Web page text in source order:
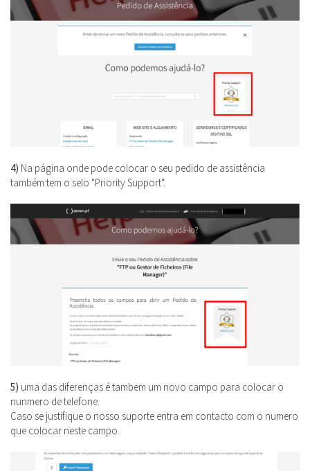
4) Na página onde pode colocar o seu pedido de assistência
também tem o selo "Priority Support".
5) uma das diferenças é tambem um novo campo para colocar o
nunmero de telefone.
Caso se justifique o nosso suporte entra em contacto com o numero
que colocar neste campo.